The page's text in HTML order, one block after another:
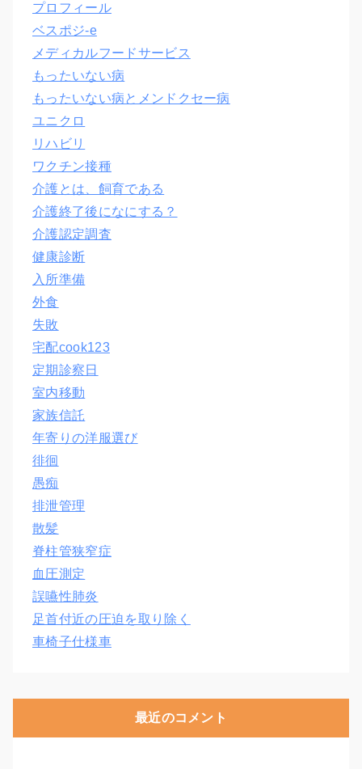
プロフィール
ベスポジ-e
メディカルフードサービス
もったいない病
もったいない病とメンドクセー病
ユニクロ
リハビリ
ワクチン接種
介護とは、飼育である
介護終了後になにする？
介護認定調査
健康診断
入所準備
外食
失敗
宅配cook123
定期診察日
室内移動
家族信託
年寄りの洋服選び
徘徊
愚痴
排泄管理
散髪
脊柱管狭窄症
血圧測定
誤嚥性肺炎
足首付近の圧迫を取り除く
車椅子仕様車
最近のコメント